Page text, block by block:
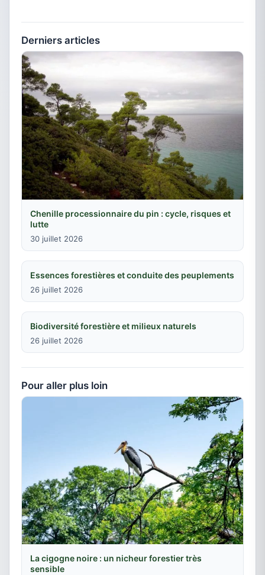
Derniers articles
Chenille processionnaire du pin : cycle, risques et
lutte
30 juillet 2026
Essences forestières et conduite des peuplements
26 juillet 2026
Biodiversité forestière et milieux naturels
26 juillet 2026
Pour aller plus loin
La cigogne noire : un nicheur forestier très
sensible